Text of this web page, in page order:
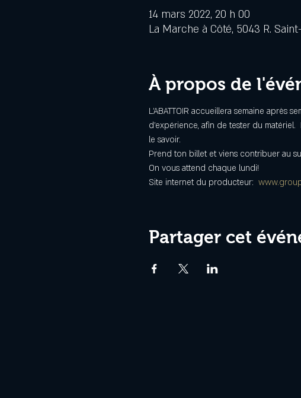
14 mars 2022, 20 h 00
La Marche à Côté, 5043 R.
À propos de
L'ABATTOIR accueillera semaine après
d'expérience, afin de tester du matériel.
le savoir.
Prend ton billet et viens contribuer au
On vous attend chaque lundi!
Site internet du producteur:
Partager cet